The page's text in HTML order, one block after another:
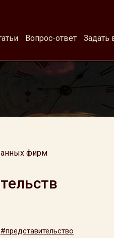
Вопрос-ответ Задать
фирм
#представительство